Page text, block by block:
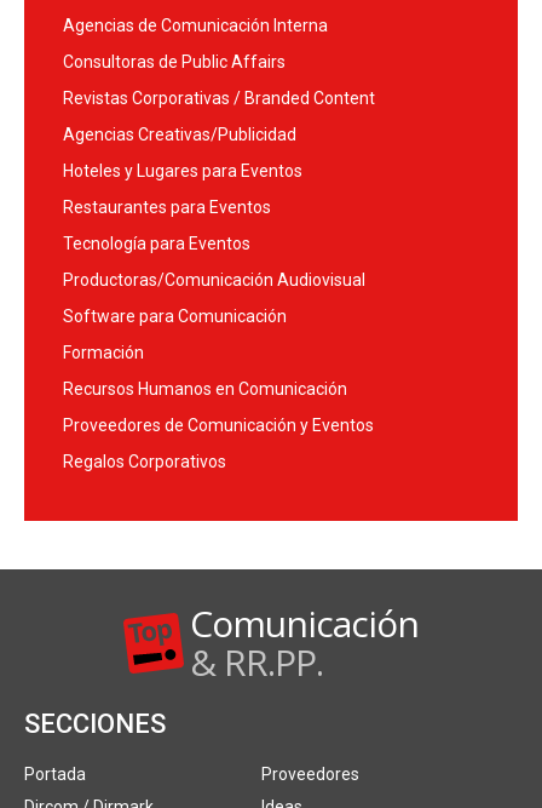
Agencias de Comunicación Interna
Consultoras de Public Affairs
Revistas Corporativas / Branded Content
Agencias Creativas/Publicidad
Hoteles y Lugares para Eventos
Restaurantes para Eventos
Tecnología para Eventos
Productoras/Comunicación Audiovisual
Software para Comunicación
Formación
Recursos Humanos en Comunicación
Proveedores de Comunicación y Eventos
Regalos Corporativos
Comunicación
& RR.PP.
SECCIONES
Portada
Proveedores